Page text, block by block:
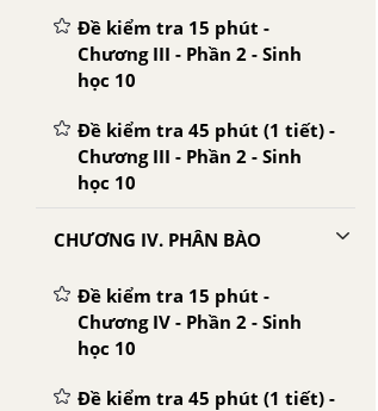
Đề kiểm tra 15 phút -
Chương III - Phần 2 - Sinh
học 10
Đề kiểm tra 45 phút (1 tiết) -
Chương III - Phần 2 - Sinh
học 10
CHƯƠNG IV. PHÂN BÀO
Đề kiểm tra 15 phút -
Chương IV - Phần 2 - Sinh
học 10
Đề kiểm tra 45 phút (1 tiết) -